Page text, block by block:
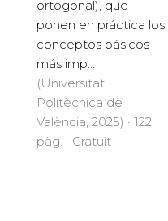
ortogonal), que
ponen en práctica los
conceptos básicos
más imp...
(Universitat
Politècnica de
València, 2025) · 122
pàg. · Gratuït